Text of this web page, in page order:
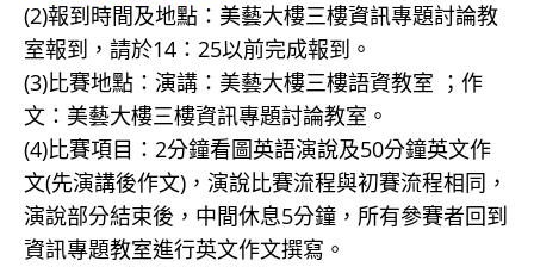
(2)報到時間及地點：美藝大樓三樓資訊專題討論教
室報到，請於14：25以前完成報到。
(3)比賽地點：演講：美藝大樓三樓語資教室 ；作
文：美藝大樓三樓資訊專題討論教室。
(4)比賽項目：2分鐘看圖英語演說及50分鐘英文作
文(先演講後作文)，演說比賽流程與初賽流程相同，
演說部分結束後，中間休息5分鐘，所有參賽者回到
資訊專題教室進行英文作文撰寫。